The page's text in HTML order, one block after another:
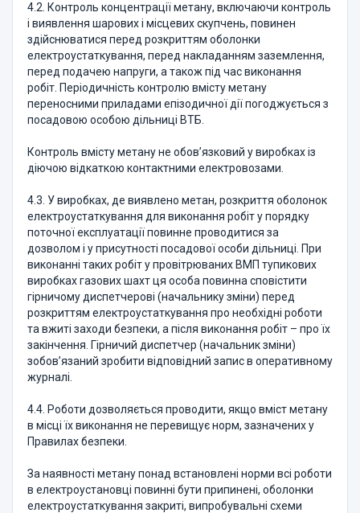
4.2. Контроль концентрації метану, включаючи контроль
і виявлення шарових і місцевих скупчень, повинен
здійснюватися перед розкриттям оболонки
електроустаткування, перед накладанням заземлення,
перед подачею напруги, а також під час виконання
робіт. Періодичність контролю вмісту метану
переносними приладами епізодичної дії погоджується з
посадовою особою дільниці ВТБ.
Контроль вмісту метану не обов’язковий у виробках із
діючою відкаткою контактними електровозами.
4.3. У виробках, де виявлено метан, розкриття оболонок
електроустаткування для виконання робіт у порядку
поточної експлуатації повинне проводитися за
дозволом і у присутності посадової особи дільниці. При
виконанні таких робіт у провітрюваних ВМП тупикових
виробках газових шахт ця особа повинна сповістити
гірничому диспетчерові (начальнику зміни) перед
розкриттям електроустаткування про необхідні роботи
та вжиті заходи безпеки, а після виконання робіт – про їх
закінчення. Гірничий диспетчер (начальник зміни)
зобов’язаний зробити відповідний запис в оперативному
журналі.
4.4. Роботи дозволяється проводити, якщо вміст метану
в місці їх виконання не перевищує норм, зазначених у
Правилах безпеки.
За наявності метану понад встановлені норми всі роботи
в електроустановці повинні бути припинені, оболонки
електроустаткування закриті, випробувальні схеми